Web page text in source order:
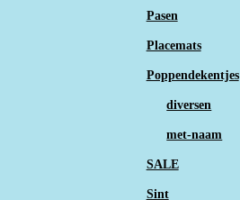
Pasen
Placemats
Poppendekentjes
diversen
met-naam
SALE
Sint